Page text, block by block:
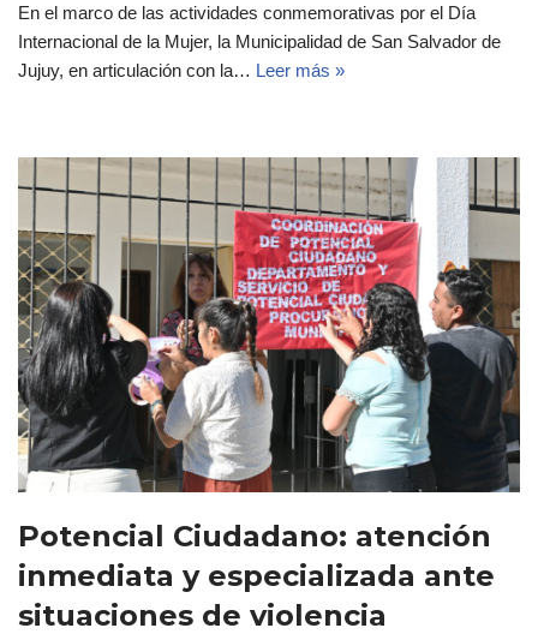
En el marco de las actividades conmemorativas por el Día
Internacional de la Mujer, la Municipalidad de San Salvador de
Jujuy, en articulación con la… Leer más »
Potencial Ciudadano: atención
inmediata y especializada ante
situaciones de violencia